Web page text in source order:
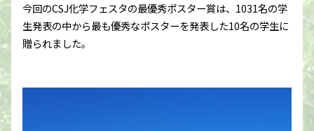
今回のCSJ化学フェスタの最優秀ポスター賞は、1031名の学
生発表の中から最も優秀なポスターを発表した10名の学生に
贈られました。